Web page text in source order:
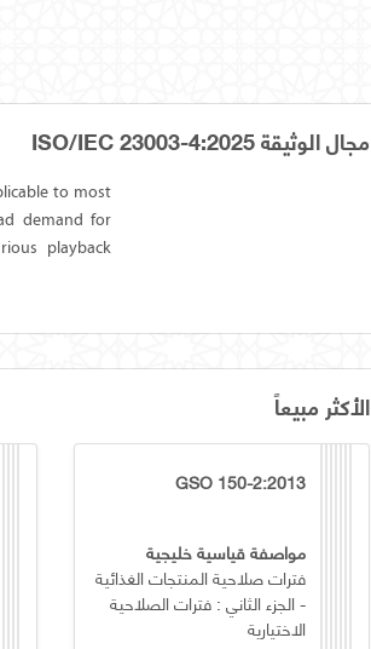
مجال الوثيقة ISO/IEC 23003-4:2025
to most
demand for
playback
الأكثر مبيعاً
GSO 150-2:2013
مواصفة قياسية خليجية
فترات صلاحية المنتجات الغذائية
- الجزء الثاني : فترات الصلاحية
الاختيارية